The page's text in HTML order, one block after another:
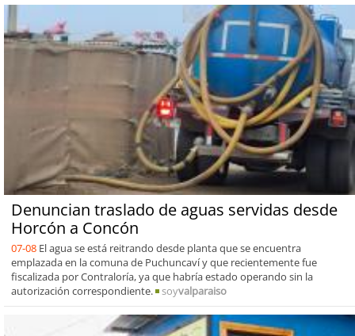
Denuncian traslado de aguas servidas desde
Horcón a Concón
07-08 El agua se está reitrando desde planta que se encuentra
emplazada en la comuna de Puchuncaví y que recientemente fue
fiscalizada por Contraloría, ya que habría estado operando sin la
autorización correspondiente.
soyvalparaiso